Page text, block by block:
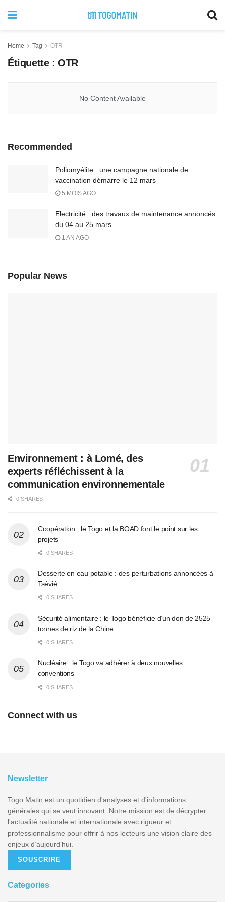
Home Tag OTR
Étiquette :OTR
No Content Available
Recommended
Poliomyélite : une campagne nationale de
vaccination démarre le 12 mars
5 MOIS AGO
Electricité : des travaux de maintenance annoncés
du 04 au 25 mars
1 AN AGO
Popular News
Environnement : à Lomé, des
experts réfléchissent à la
communication environnementale
0 SHARES
Coopération : le Togo et la BOAD font le point sur les
projets
0 SHARES
Desserte en eau potable : des perturbations annoncées à
Tsévié
0 SHARES
Sécurité alimentaire : le Togo bénéficie d’un don de 2525
tonnes de riz de la Chine
0 SHARES
Nucléaire : le Togo va adhérer à deux nouvelles
conventions
0 SHARES
Connect with us
Newsletter
Togo Matin est un quotidien d'analyses et d'informations
générales qui se veut innovant. Notre mission est de décrypter
l'actualité nationale et internationale avec rigueur et
professionnalisme pour offrir à nos lecteurs une vision claire des
enjeux d’aujourd’hui.
SOUSCRIRE
Categories